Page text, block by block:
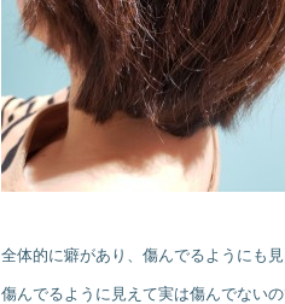
全体的に癖があり、傷んでるようにも見
傷んでるように見えて実は傷んでない